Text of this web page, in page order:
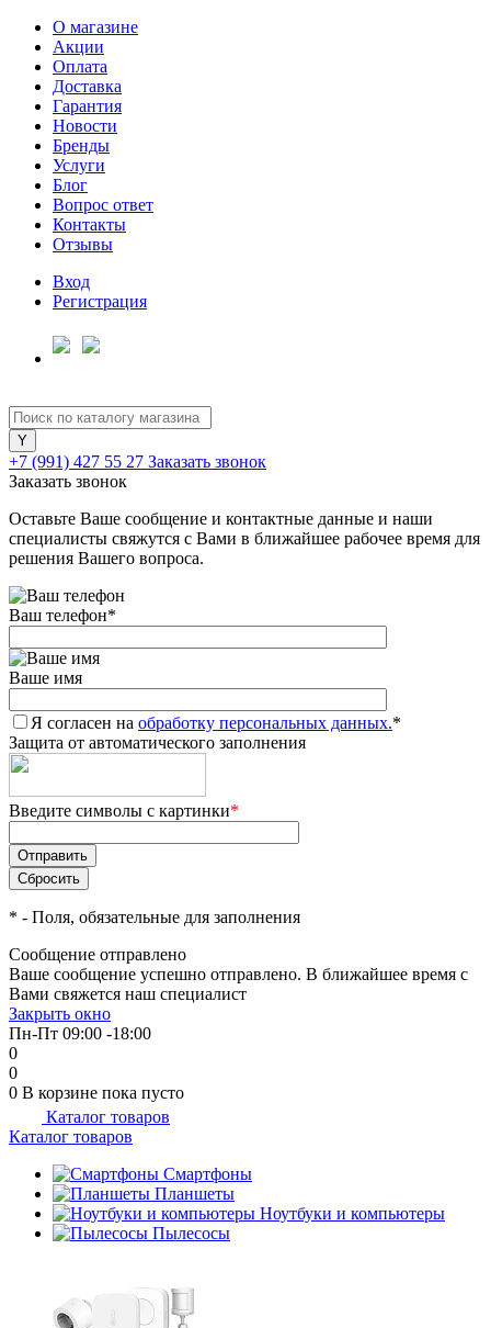
О магазине
Акции
Оплата
Доставка
Гарантия
Новости
Бренды
Услуги
Блог
Вопрос ответ
Контакты
Отзывы
Вход
Регистрация
+7 (991) 427 55 27 Заказать звонок
Заказать звонок
Оставьте Ваше сообщение и контактные данные и наши
специалисты свяжутся с Вами в ближайшее рабочее время для
решения Вашего вопроса.
Ваш телефон*
Ваше имя
Я согласен на обработку персональных данных.*
Защита от автоматического заполнения
Введите символы с картинки*
* - Поля, обязательные для заполнения
Сообщение отправлено
Ваше сообщение успешно отправлено. В ближайшее время с
Вами свяжется наш специалист
Закрыть окно
Пн-Пт 09:00 -18:00
0
0
0 В корзине пока пусто
Каталог товаров
Каталог товаров
Смартфоны
Планшеты
Ноутбуки и компьютеры
Пылесосы